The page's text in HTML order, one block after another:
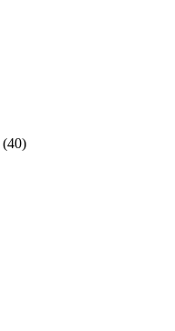
(40)